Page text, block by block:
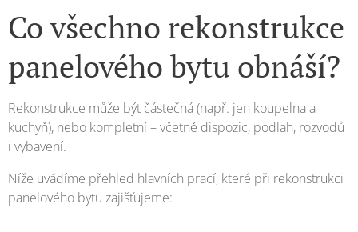
Co všechno rekonstrukce
panelového bytu obnáší?
Rekonstrukce může být částečná (např. jen koupelna a
kuchyň), nebo kompletní – včetně dispozic, podlah, rozvodů
i vybavení.
Níže uvádíme přehled hlavních prací, které při rekonstrukci
panelového bytu zajišťujeme: